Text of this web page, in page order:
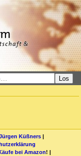
Los
Küßners |
bei Amazon! |